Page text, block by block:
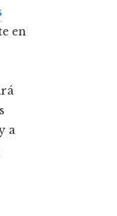
en
a